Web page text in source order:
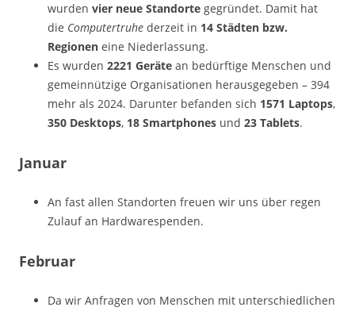
wurden vier neue Standorte gegründet. Damit hat
die Computertruhe derzeit in 14 Städten bzw.
Regionen eine Niederlassung.
Es wurden 2221 Geräte an bedürftige Menschen und
gemeinnützige Organisationen herausgegeben – 394
mehr als 2024. Darunter befanden sich 1571 Laptops,
350 Desktops, 18 Smartphones und 23 Tablets.
Januar
An fast allen Standorten freuen wir uns über regen
Zulauf an Hardwarespenden.
Februar
Da wir Anfragen von Menschen mit unterschiedlichen